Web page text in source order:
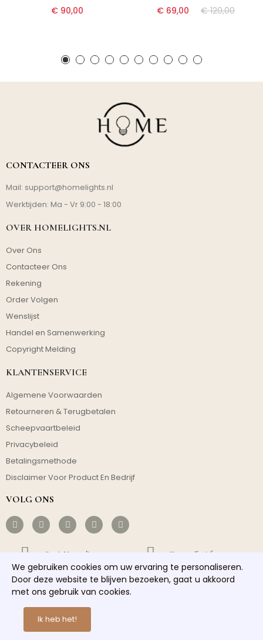
€ 90,00 € 69,00 € 120,00
CONTACTEER ONS
Mail: support@homelights.nl
Werktijden: Ma - Vr 9:00 - 18:00
OVER HOMELIGHTS.NL
Over Ons
Contacteer Ons
Rekening
Order Volgen
Wenslijst
Handel en Samenwerking
Copyright Melding
KLANTENSERVICE
Algemene Voorwaarden
Retourneren & Terugbetalen
Scheepvaartbeleid
Privacybeleid
Betalingsmethode
Disclaimer Voor Product En Bedrijf
VOLG ONS
Gratis Verzending Kosteneffectief
Snelle Verzending Goede Service
Copyright © 2026 homelights. Alle rechten voorbehouden.
We gebruiken cookies om uw ervaring te personaliseren.
Door deze website te blijven bezoeken, gaat u akkoord
met ons gebruik van cookies.
Ik heb het!